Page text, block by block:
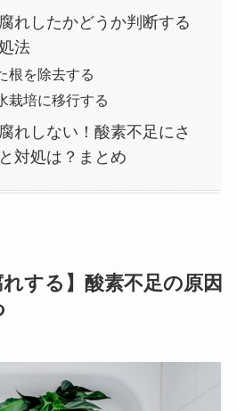
れしたかどうか判断する
法
根を除去する
栽培に移行する
れしない！酸素不足にさ
対処は？まとめ
れする】酸素不足の原因